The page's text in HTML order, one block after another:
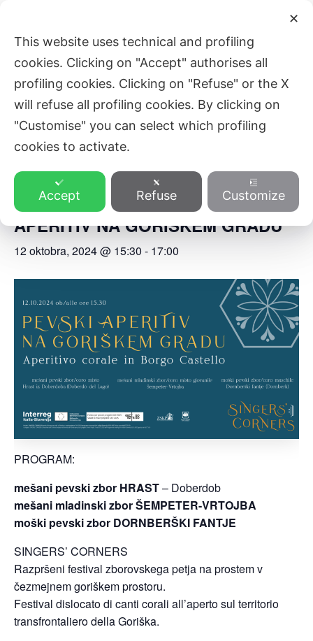
content
ZVEZA SLOVENSKE KATOLIŠKE
PROSVETE
Main
« All Events
Singers’ Corners: PEVSKI
APERITIV NA GORIŠKEM GRADU
12 oktobra, 2024 @ 15:30 - 17:00
PROGRAM:
mešani pevski zbor HRAST– Doberdob
mešani mladinski zbor ŠEMPETER-VRTOJBA
moški pevski zbor DORNBERŠKI FANTJE
SINGERS’ CORNERS
Razpršeni festival zborovskega petja na prostem v
čezmejnem goriškem prostoru.
Festival dislocato di canti corali all’aperto sul territorio
transfrontaliero della Goriška.
✕
This website uses technical and profiling
cookies. Clicking on "Accept" authorises all
profiling cookies. Clicking on "Refuse" or the X
will refuse all profiling cookies. By clicking on
"Customise" you can select which profiling
cookies to activate.
Accept Refuse Customize